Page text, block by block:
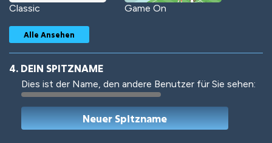
Classic Game On
Woof Jungle Cats
Alle Ansehen
4. DEIN SPITZNAME
Dies ist der Name, den andere Benutzer für Sie sehen: